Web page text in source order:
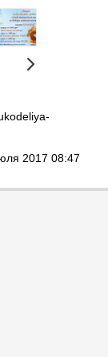
2017 08:47